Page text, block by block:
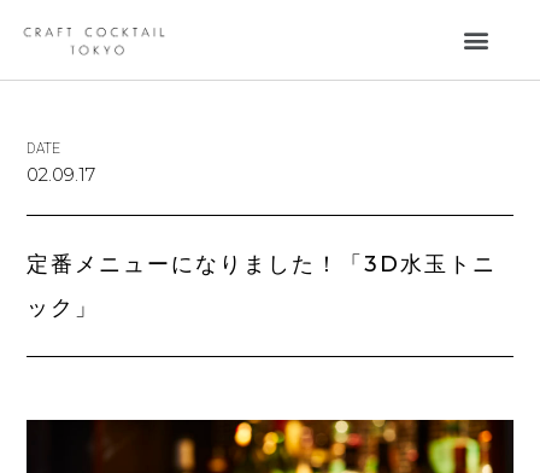
DATE
02.09.17
定番メニューになりました！「3D水玉トニ
ック」